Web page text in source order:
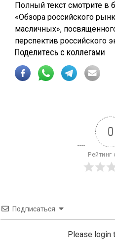
Полный текст смотрите
«Обзора российского
масличных»,
перспектив российского
Поделитесь с коллегами
0
Рейтинг
Подписаться
Please login